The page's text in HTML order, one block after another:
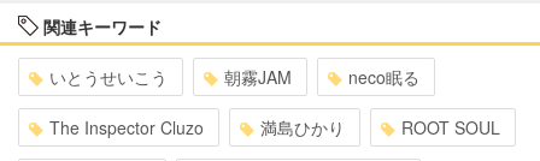
関連キーワード
いとうせいこう 朝霧JAM neco眠る
The Inspector Cluzo 満島ひかり ROOT SOUL